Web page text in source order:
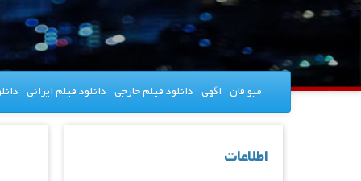
میو فان اگهی دانلود فیلم خارجی دانلود فیلم ایرانی
اطلاعات